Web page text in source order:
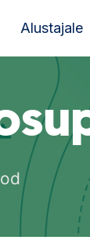
Alustajale